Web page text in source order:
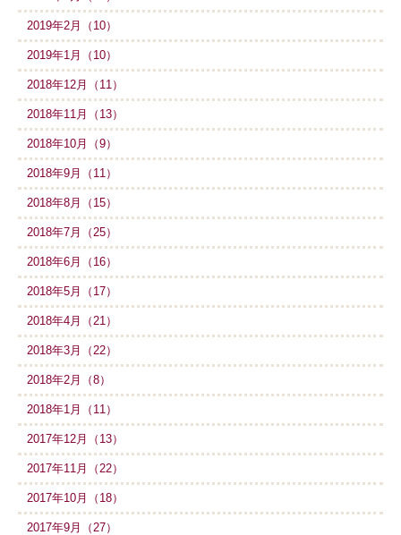
2019年2月（10）
2019年1月（10）
2018年12月（11）
2018年11月（13）
2018年10月（9）
2018年9月（11）
2018年8月（15）
2018年7月（25）
2018年6月（16）
2018年5月（17）
2018年4月（21）
2018年3月（22）
2018年2月（8）
2018年1月（11）
2017年12月（13）
2017年11月（22）
2017年10月（18）
2017年9月（27）